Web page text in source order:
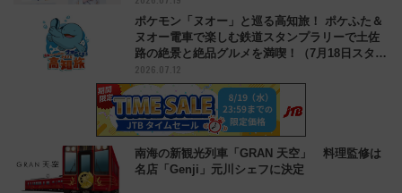
ポケモン「ヌオー」と巡る高知旅！ ポケふた＆
ヌオー電車で楽しむ鉄道スタンプラリーで土佐
路の絶景と絶品グルメを満喫！（7月18日スター
ト）
2026.07.12
南海の新観光列車「GRAN 天空」 料理監修は
名店「Genji」元川シェフに決定